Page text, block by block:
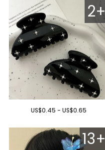
2+
US$0.45 - US$0.65
13+